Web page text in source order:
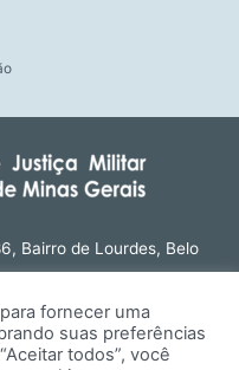
Bairro de Lourdes, Belo
fornecer uma
suas preferências
todos”, você